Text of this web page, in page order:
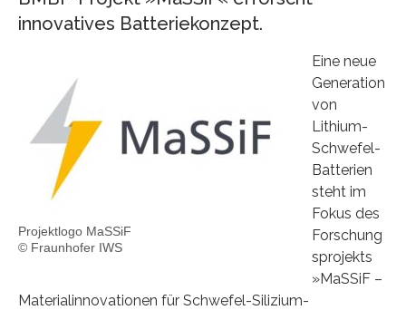
innovatives Batteriekonzept.
Projektlogo MaSSiF
© Fraunhofer IWS
Eine neue
Generation
von
Lithium-
Schwefel-
Batterien
steht im
Fokus des
Forschung
sprojekts
»MaSSiF –
Materialinnovationen für Schwefel-Silizium-